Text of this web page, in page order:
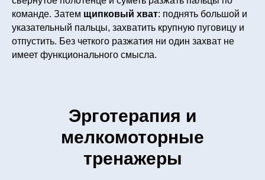
команде. Затем щипковый хват: поднять большой и
указательный пальцы, захватить крупную пуговицу и
отпустить. Без четкого разжатия ни один захват не
имеет функционального смысла.
Эрготерапия и
мелкомоторные
тренажеры